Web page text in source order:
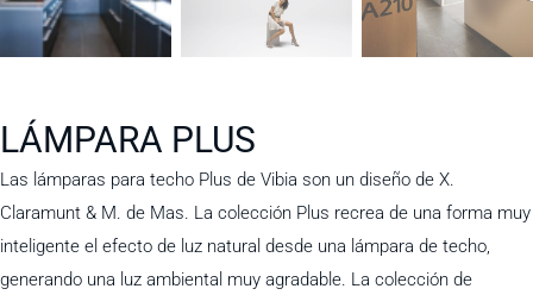
LÁMPARA PLUS
Las lámparas para techo Plus de Vibia son un diseño de X.
Claramunt & M. de Mas. La colección Plus recrea de una forma muy
inteligente el efecto de luz natural desde una lámpara de techo,
generando una luz ambiental muy agradable. La colección de